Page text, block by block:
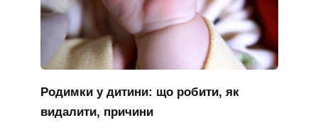
Родимки у дитини: що робити, як
видалити, причини